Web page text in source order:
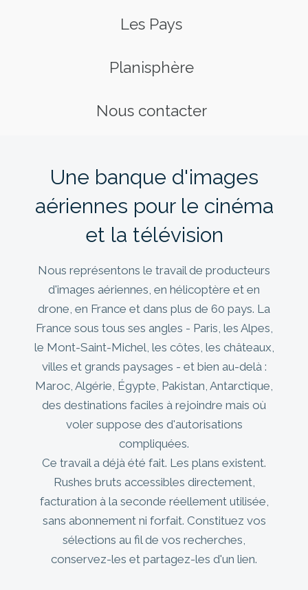
Les Pays
Planisphère
Nous contacter
Une banque d'images
aériennes pour le cinéma
et la télévision
Nous représentons le travail de producteurs
d'images aériennes, en hélicoptère et en
drone, en France et dans plus de 60 pays. La
France sous tous ses angles - Paris, les Alpes,
le Mont-Saint-Michel, les côtes, les châteaux,
villes et grands paysages - et bien au-delà :
Maroc, Algérie, Égypte, Pakistan, Antarctique,
des destinations faciles à rejoindre mais où
voler suppose des d'autorisations
compliquées.
Ce travail a déjà été fait. Les plans existent.
Rushes bruts accessibles directement,
facturation à la seconde réellement utilisée,
sans abonnement ni forfait. Constituez vos
sélections au fil de vos recherches,
conservez-les et partagez-les d'un lien.